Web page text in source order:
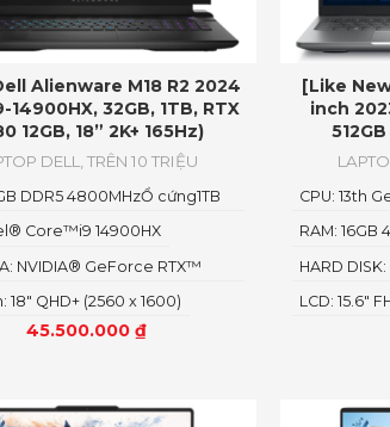
Alienware M18 R2 2024
14900HX, 32GB, 1TB, RTX
12GB, 18” 2K+ 165Hz)
DELL ,TRÊN 10 TRIỆU
45.500.000 ₫
18" QHD+ (2560 x 1600)
NVIDIA® GeForce RTX™
Core™i9 14900HX
DDR5 4800MHzỔ cứng1TB
[Like
inch
LCD: 15.6"
HARD
RAM: 16GB
CPU: 13th